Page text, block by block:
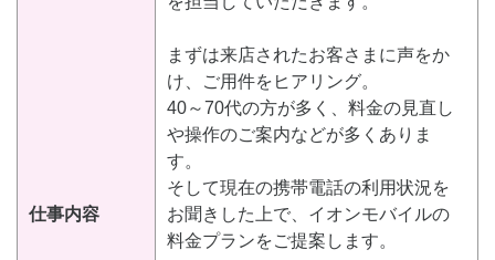
仕事内容
まずは来店されたお客さまに声をか
け、ご用件をヒアリング。
40～70代の方が多く、料金の見直し
や操作のご案内などが多くありま
す。
そして現在の携帯電話の利用状況を
お聞きした上で、イオンモバイルの
料金プランをご提案します。